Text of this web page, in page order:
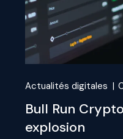
Actualités digitales
Bull Run
explosion